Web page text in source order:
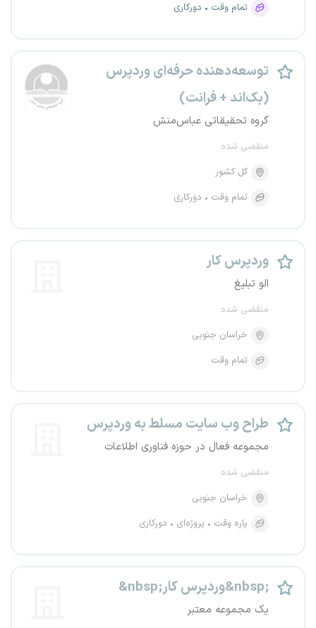
تمام وقت
دورکاری
توسعه‌دهنده حرفه‌ای وردپرس
(بک‌اند + فرانت)
گروه تحقیقاتی عباس‌منش
منقضی شده
کل کشور
تمام وقت
دورکاری
وردپرس کار
الو تبلیغ
منقضی شده
خراسان جنوبی
تمام وقت
طراح وب سایت مسلط به وردپرس
مجموعه فعال در حوزه فناوری اطلاعات
منقضی شده
خراسان جنوبی
پاره وقت
پروژه‌ای دورکاری
&nbsp;وردپرس کار&nbsp;
یک مجموعه معتبر